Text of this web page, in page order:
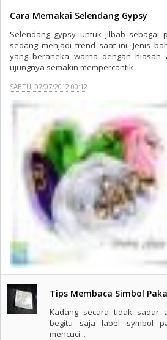
Cara Memakai Selendang Gypsy
Selendang gypsy untuk jilbab sebagai
sedang menjadi trend saat ini. Jenis
yang beraneka warna dengan hiasan
ujungnya semakin mempercantik ..
SABTU, 07/07/2012 00:12
Tips Membaca Simbol
Kadang secara tidak sadar
begitu saja label symbol
mencuci ..